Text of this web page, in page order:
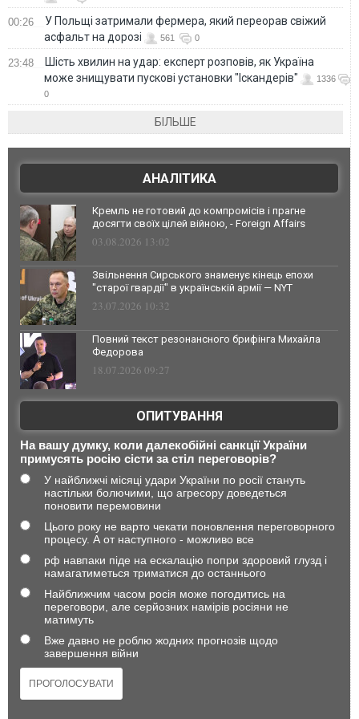
00:26
У Польщі затримали фермера, який переорав свіжий
асфальт на дорозі
561 0
23:48
Шість хвилин на удар: експерт розповів, як Україна
може знищувати пускові установки "Іскандерів"
1336
0
БІЛЬШЕ
АНАЛІТИКА
Кремль не готовий до компромісів і прагне
досягти своїх цілей війною, - Foreign Affairs
03.08.2026 13:02
Звільнення Сирського знаменує кінець епохи
"старої гвардії" в українській армії — NYT
23.07.2026 10:32
Повний текст резонансного брифінга Михайла
Федорова
18.07.2026 09:27
ОПИТУВАННЯ
На вашу думку, коли далекобійні санкції України
примусять росію сісти за стіл переговорів?
У найближчі місяці удари України по росії стануть
настільки болючими, що агресору доведеться
поновити перемовини
Цього року не варто чекати поновлення переговорного
процесу. А от наступного - можливо все
рф навпаки піде на ескалацію попри здоровий глузд і
намагатиметься триматися до останнього
Найближчим часом росія може погодитись на
переговори, але серйозних намірів росіяни не
матимуть
Вже давно не роблю жодних прогнозів щодо
завершення війни